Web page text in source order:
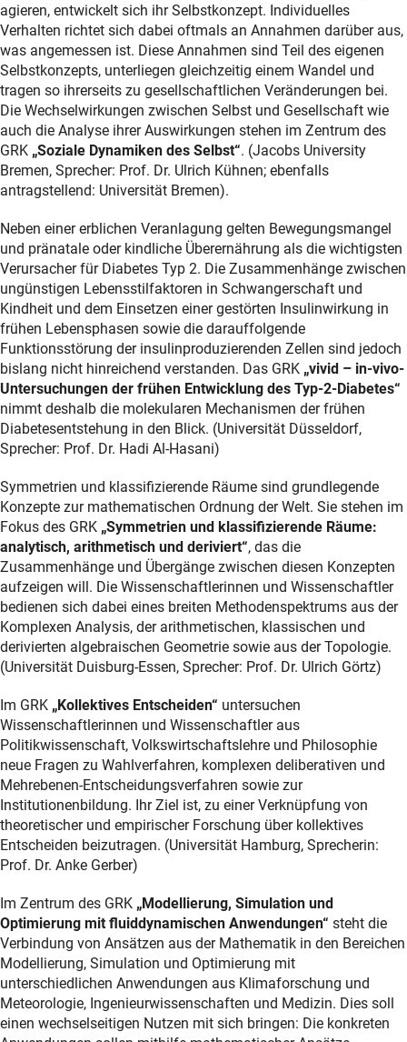
agieren, entwickelt sich ihr Selbstkonzept. Individuelles
Verhalten richtet sich dabei oftmals an Annahmen darüber aus,
was angemessen ist. Diese Annahmen sind Teil des eigenen
Selbstkonzepts, unterliegen gleichzeitig einem Wandel und
tragen so ihrerseits zu gesellschaftlichen Veränderungen bei.
Die Wechselwirkungen zwischen Selbst und Gesellschaft wie
auch die Analyse ihrer Auswirkungen stehen im Zentrum des
GRK „Soziale Dynamiken des Selbst“. (Jacobs University
Bremen, Sprecher: Prof. Dr. Ulrich Kühnen; ebenfalls
antragstellend: Universität Bremen).
Neben einer erblichen Veranlagung gelten Bewegungsmangel
und pränatale oder kindliche Überernährung als die wichtigsten
Verursacher für Diabetes Typ 2. Die Zusammenhänge zwischen
ungünstigen Lebensstilfaktoren in Schwangerschaft und
Kindheit und dem Einsetzen einer gestörten Insulinwirkung in
frühen Lebensphasen sowie die darauffolgende
Funktionsstörung der insulinproduzierenden Zellen sind jedoch
bislang nicht hinreichend verstanden. Das GRK „vivid – in-vivo-
Untersuchungen der frühen Entwicklung des Typ-2-Diabetes“
nimmt deshalb die molekularen Mechanismen der frühen
Diabetesentstehung in den Blick. (Universität Düsseldorf,
Sprecher: Prof. Dr. Hadi Al-Hasani)
Symmetrien und klassifizierende Räume sind grundlegende
Konzepte zur mathematischen Ordnung der Welt. Sie stehen im
Fokus des GRK „Symmetrien und klassifizierende Räume:
analytisch, arithmetisch und deriviert“, das die
Zusammenhänge und Übergänge zwischen diesen Konzepten
aufzeigen will. Die Wissenschaftlerinnen und Wissenschaftler
bedienen sich dabei eines breiten Methodenspektrums aus der
Komplexen Analysis, der arithmetischen, klassischen und
derivierten algebraischen Geometrie sowie aus der Topologie.
(Universität Duisburg-Essen, Sprecher: Prof. Dr. Ulrich Görtz)
Im GRK „Kollektives Entscheiden“ untersuchen
Wissenschaftlerinnen und Wissenschaftler aus
Politikwissenschaft, Volkswirtschaftslehre und Philosophie
neue Fragen zu Wahlverfahren, komplexen deliberativen und
Mehrebenen-Entscheidungsverfahren sowie zur
Institutionenbildung. Ihr Ziel ist, zu einer Verknüpfung von
theoretischer und empirischer Forschung über kollektives
Entscheiden beizutragen. (Universität Hamburg, Sprecherin:
Prof. Dr. Anke Gerber)
Im Zentrum des GRK „Modellierung, Simulation und
Optimierung mit fluiddynamischen Anwendungen“ steht die
Verbindung von Ansätzen aus der Mathematik in den Bereichen
Modellierung, Simulation und Optimierung mit
unterschiedlichen Anwendungen aus Klimaforschung und
Meteorologie, Ingenieurwissenschaften und Medizin. Dies soll
einen wechselseitigen Nutzen mit sich bringen: Die konkreten